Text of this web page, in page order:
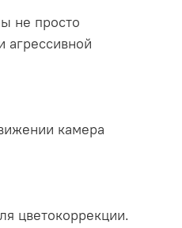
не просто
агрессивной
камера
цветокоррекции.